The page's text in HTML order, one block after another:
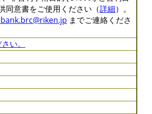
同意書をご使用ください（詳細）。
までご連絡くださ
い。